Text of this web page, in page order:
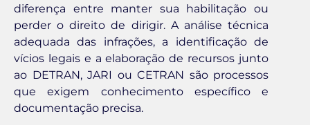
diferença entre manter sua habilitação ou
perder o direito de dirigir. A análise técnica
adequada das infrações, a identificação de
vícios legais e a elaboração de recursos junto
ao DETRAN, JARI ou CETRAN são processos
que exigem conhecimento específico e
documentação precisa.